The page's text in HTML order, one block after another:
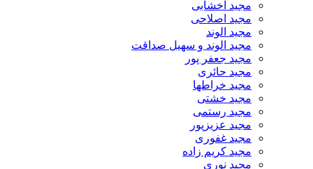
مجید اخشابی
مجید اصلاحی
مجید الوند‎
مجید الوند و سهیل صداقت
مجید جعفر پور
مجید حائری
مجید خراطها
مجید خشتی
مجید رستمی
مجید عزیزپور
مجید غفوری
مجید کریم زاده
مجید نوری